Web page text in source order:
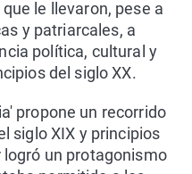
le llevaron, pese a
y patriarcales, a
política, cultural y
del siglo XX.
propone un recorrido
siglo XIX y principios
logró un protagonismo